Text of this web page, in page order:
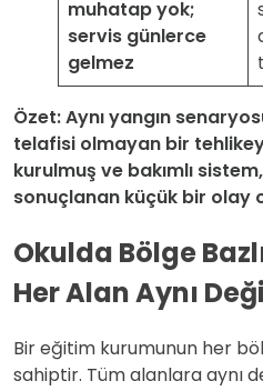
muhatap yok;
servis günlerce
gelmez
Özet: Aynı yangın
telafisi olmayan bir
kurulmuş ve bakımlı
sonuçlanan küçük bir olay
Okulda Bölge
Her Alan Aynı
Bir eğitim kurumunun her
sahiptir. Tüm alanlara aynı